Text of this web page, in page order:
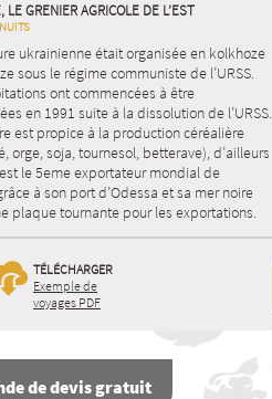
LE GRENIER AGRICOLE DE L’EST
ukrainienne était organisée en kolkhoze
sous le régime communiste de l’URSS.
ont commencées à être
en 1991 suite à la dissolution de l’URSS.
est propice à la production céréalière
orge, soja, tournesol, betterave), d’ailleurs
le 5eme exportateur mondial de
à son port d’Odessa et sa mer noire
plaque tournante pour les exportations.
TÉLÉCHARGER
Exemple de
voyages PDF
de devis gratuit